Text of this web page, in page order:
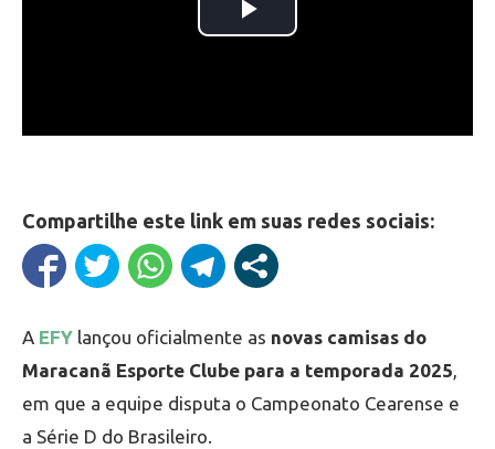
Compartilhe este link em suas redes sociais:
A EFY lançou oficialmente as novas camisas do
Maracanã Esporte Clube para a temporada 2025,
em que a equipe disputa o Campeonato Cearense e
a Série D do Brasileiro.